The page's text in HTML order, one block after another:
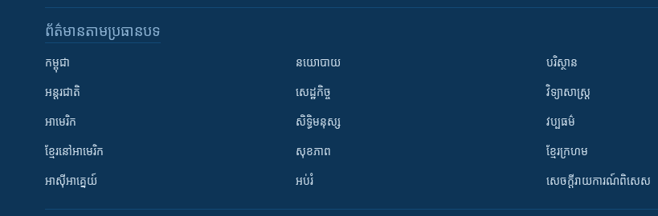
ព័ត៌មាន​តាមប្រធានបទ​
កម្ពុជា
អន្តរជាតិ
អាមេរិក
ខ្មែរ​នៅអាមេរិក
អាស៊ីអាគ្នេយ៍
នយោបាយ
សេដ្ឋកិច្ច
សិទ្ធិមនុស្ស
សុខភាព
អប់រំ
បរិស្ថាន
វិទ្យាសាស្រ្ត
វប្បធម៌
ខ្មែរក្រហម
សេចក្តីរាយការណ៍ពិសេស